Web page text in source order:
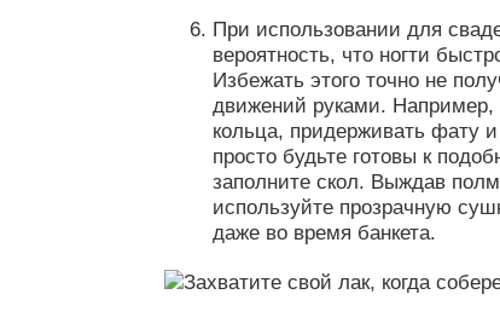
При использовании для
вероятность, что ногти
Избежать этого точно не
движений руками. Например,
кольца, придерживать фату
просто будьте готовы к
заполните скол. Выждав
используйте прозрачную
даже во время банкета.